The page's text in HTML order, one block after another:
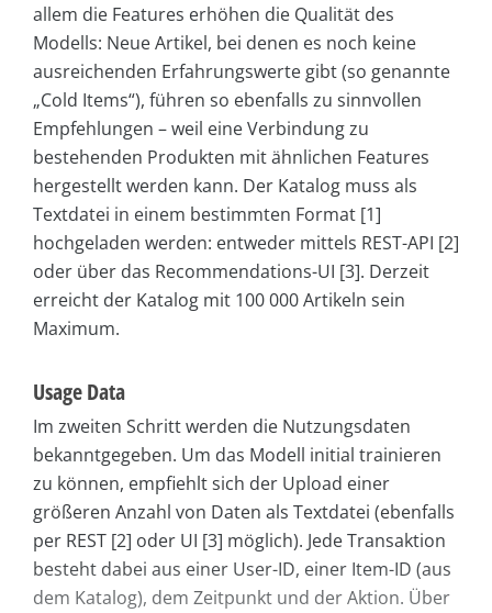
allem die Features erhöhen die Qualität des
Modells: Neue Artikel, bei denen es noch keine
ausreichenden Erfahrungswerte gibt (so genannte
„Cold Items“), führen so ebenfalls zu sinnvollen
Empfehlungen – weil eine Verbindung zu
bestehenden Produkten mit ähnlichen Features
hergestellt werden kann. Der Katalog muss als
Textdatei in einem bestimmten Format [1]
hochgeladen werden: entweder mittels REST-API [2]
oder über das Recommendations-UI [3]. Derzeit
erreicht der Katalog mit 100 000 Artikeln sein
Maximum.
Usage Data
Im zweiten Schritt werden die Nutzungsdaten
bekanntgegeben. Um das Modell initial trainieren
zu können, empfiehlt sich der Upload einer
größeren Anzahl von Daten als Textdatei (ebenfalls
per REST [2] oder UI [3] möglich). Jede Transaktion
besteht dabei aus einer User-ID, einer Item-ID (aus
dem Katalog), dem Zeitpunkt und der Aktion. Über